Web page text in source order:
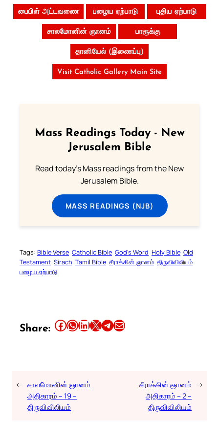
பைபிள் அட்டவணை பழைய ஏற்பாடு புதிய ஏற்பாடு
சாலமோனின் ஞானம் பாரூக்கு
தானியேல் (இணைப்பு)
Visit Catholic Gallery Main Site
Mass Readings Today - New
Jerusalem Bible
Read today's Mass readings from the New
Jerusalem Bible.
MASS READINGS (NJB)
Tags: Bible Verse Catholic Bible God’s Word Holy Bible Old
Testament Sirach Tamil Bible சீராக்கின் ஞானம் திருவிவிலியம்
பழைய ஏற்பாடு
Share: Share this article on Facebook Share this article on WhatsApp Share this article on LinkedIn Share this article on X Share this article on TelegramEmail this Article
← சாலமோனின் ஞானம்
அதிகாரம் – 19 –
திருவிவிலியம்
சீராக்கின் ஞானம்
அதிகாரம் – 2 –
திருவிவிலியம்
→